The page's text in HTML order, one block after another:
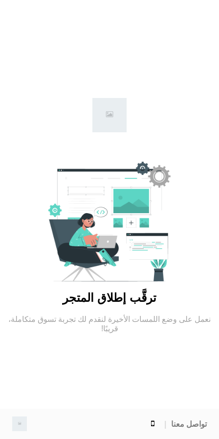
ترقَّب إطلاق المتجر
نعمل على وضع اللمسات الأخيرة لنقدم لك تجربة تسوق متكاملة،
قريبًا!
تواصل معنا